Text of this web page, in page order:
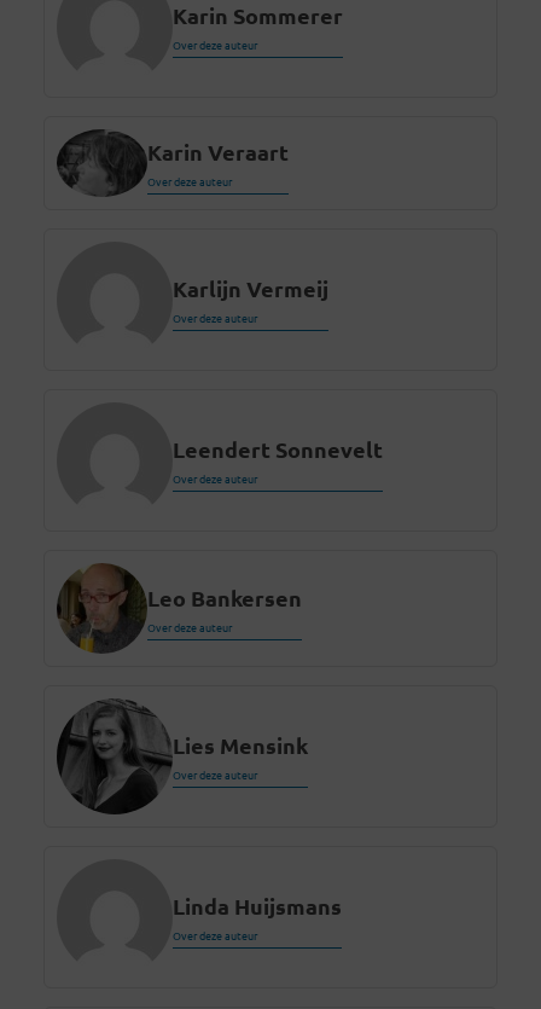
Karin Sommerer
Over deze auteur
Karin Veraart
Over deze auteur
Karlijn Vermeij
Over deze auteur
Leendert Sonnevelt
Over deze auteur
Leo Bankersen
Over deze auteur
Lies Mensink
Over deze auteur
Linda Huijsmans
Over deze auteur